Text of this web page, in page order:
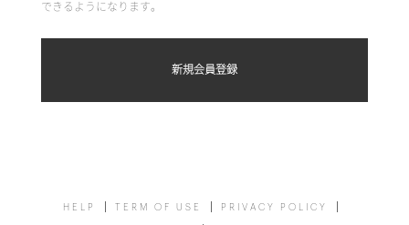
できるようになります。
HELP TERM OF USE PRIVACY POLICY